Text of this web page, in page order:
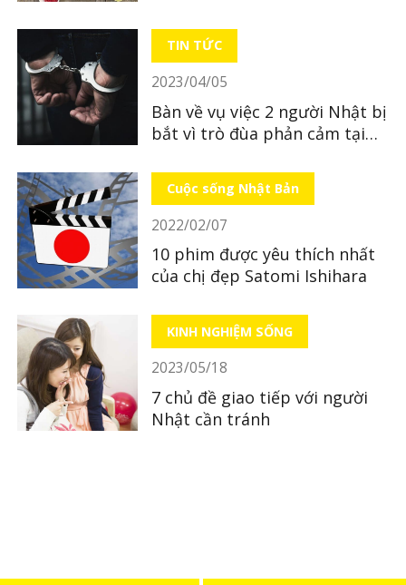
TIN TỨC
2023/04/05
Bàn về vụ việc 2 người Nhật bị
bắt vì trò đùa phản cảm tại
Cuộc sống Nhật Bản
2022/02/07
10 phim được yêu thích nhất
của chị đẹp Satomi Ishihara
KINH NGHIỆM SỐNG
2023/05/18
7 chủ đề giao tiếp với người
Nhật cần tránh